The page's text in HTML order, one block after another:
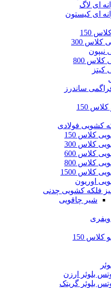
ای لاگ
ای کیستون
150
کلاس 300
نیپون
800
کیتز
ساندرز
150
کشویی فولادی
کلاس 150
کلاس 300
کلاس 600
کلاس 800
کلاس 1500
اوریون
فلکه کشویی چدنی
شیر چاقویی
150
بلوئر ارزن
بلوئر گریتک